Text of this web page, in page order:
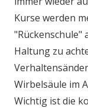
Kurse werden
Haltung zu
Wirbelsäule im
Wichtig ist die